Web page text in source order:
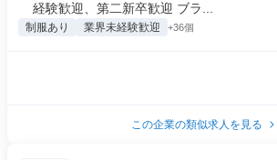
経験歓迎、第二新卒歓迎 ブラ...
制服あり 業界未経験歓迎 +36個
この企業の類似求人を見る